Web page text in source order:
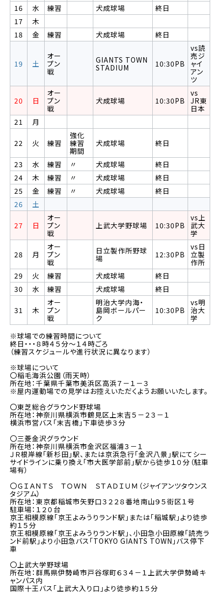
16
水 練習 犬成球場
終日
17
木
18
金 練習 犬成球場 終日
19 土
オー
プン
戦
GIANTS TOWN
STADIUM
10:30PB
vs読
売ジ
ャイ
アン
ツ
20 日
オー
プン
戦
犬成球場 10:30PB
vs
JR東
日本
21
月
22 火 練習
強化
練習
期間
犬成球場 終日
23 水 練習 〃 犬成球場
終日
24
木 練習 〃 犬成球場
終日
25
金 練習 〃 犬成球場
終日
26
土
27 日
オー
プン
戦
上武大学野球場 10:30PB
vs上
武大
学
28 月
オー
プン
戦
日立製作所野球
場
12:30PB
vs日
立製
作所
29
火 練習 犬成球場
終日
30
水 練習 犬成球場 終日
31 木
オー
プン
戦
明治大学内海・
島岡ボールパー
ク
10:30PB
vs明
治大
学
※球場での練習時間について
終日・・・８時４５分～１４時ごろ
（練習スケジュールや進行状況に異なります）
※球場について
〇稲毛海浜公園（雨天時）
所在地：千葉県千葉市美浜区高浜７－１－３
※屋内運動場での見学はお控えいただくようお願いいたします。
〇東芝総合グラウンド野球場
所在地：神奈川県横浜市鶴見区上末吉５－２３－１
横浜市営バス「末吉橋」下車徒歩３分
〇三菱金沢グラウンド
所在地：神奈川県横浜市金沢区福浦３－１
ＪＲ根岸線「新杉田」駅、または京浜急行「金沢八景」駅にてシー
サイドラインに乗り換え「市大医学部前」駅から徒歩１０分（駐車
場有）
〇ＧＩＡＮＴＳ ＴＯＷＮ ＳＴＡＤＩＵＭ（ジャイアンツタウンス
タジアム）
所在地：東京都稲城市矢野口３２２８番地南山９５街区１号
駐車場：１２０台
京王相模原線「京王よみうりランド駅」または「稲城駅」より徒歩
約１５分
京王相模原線「京王よみうりランド駅」、小田急小田原線「読売ラ
ンド前駅」より小田急バス「TOKYO GIANTS TOWN」バス停下
車
〇上武大学野球場
所在地：群馬県伊勢崎市戸谷塚町６３４－１上武大学伊勢崎キ
ャンパス内
国際十王バス「上武大入り口」より徒歩約１５分